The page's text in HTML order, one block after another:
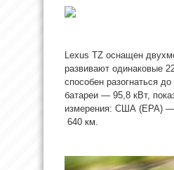
Lexus TZ оснащен
развивают одинаковые
способен разогнаться
батареи — 95,8 кВт,
измерения: США (EPA)
640 км.